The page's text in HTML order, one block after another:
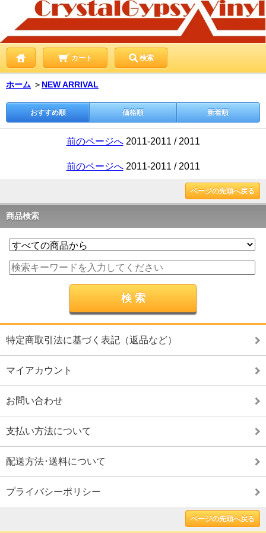
カート 検索
ホーム ＞ NEW ARRIVAL
おすすめ順 価格順 新着順
前のページへ2011-2011 / 2011
前のページへ2011-2011 / 2011
ページの先頭へ戻る
商品検索
特定商取引法に基づく表記（返品など）
マイアカウント
お問い合わせ
支払い方法について
配送方法･送料について
プライバシーポリシー
ページの先頭へ戻る